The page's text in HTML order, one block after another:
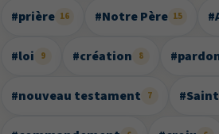
#prière 16 #Notre Père 15
#loi 9 #création 8
#nouveau testament 7